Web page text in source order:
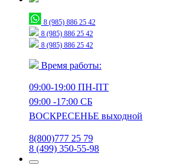
8 (985) 886 25 42
8 (985) 886 25 42
8 (985) 886 25 42
Время работы:
09:00-19:00 ПН-ПТ
09:00 -17:00 СБ
ВОСКРЕСЕНЬЕ выходной
8(800)777 25 79
8 (499) 350-55-98